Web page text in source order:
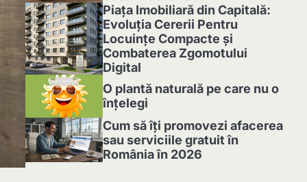
3
Piața Imobiliară din Capitală:
Evoluția Cererii Pentru
Locuințe Compacte și
Combaterea Zgomotului
Digital
4
O plantă naturală pe care nu o
înțelegi
5
Cum să îți promovezi afacerea
sau serviciile gratuit în
România în 2026